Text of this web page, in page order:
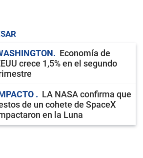
Economía de
crece 1,5% en el segundo
LA NASA confirma que
de un cohete de SpaceX
en la Luna